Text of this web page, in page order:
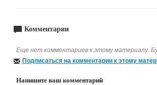
Комментарии
Еще нет комментариев к этому материалу.
Подписаться на комментарии к этому
Напишите ваш комментарий